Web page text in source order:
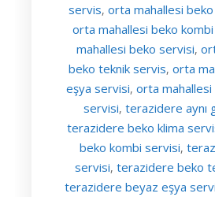
servis, orta mahallesi
orta mahallesi beko
mahallesi beko servisi,
beko teknik servis, orta
eşya servisi, orta
servisi, terazidere aynı
terazidere beko klima
beko kombi servisi,
servisi, terazidere beko
terazidere beyaz eşya